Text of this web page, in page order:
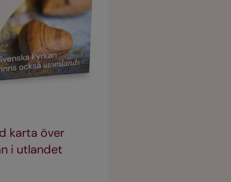
karta över
i utlandet